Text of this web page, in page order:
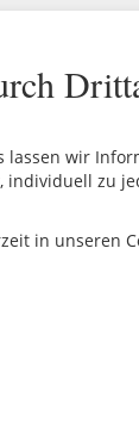
lassen wir
individuell zu
in unseren